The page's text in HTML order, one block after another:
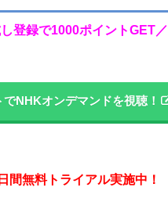
登録で1000ポイントGET／
でNHKオンデマンドを視聴！
間無料トライアル実施中！